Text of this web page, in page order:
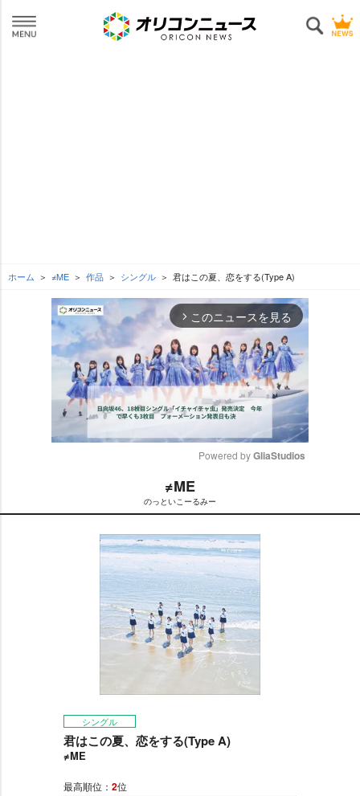
ホーム ≠ME 作品 シングル 君はこの夏、恋をする(Type A)
arrow_forward_ios このニュースを見る
t
e
Powered by GliaStudios
≠ME
のっといこーるみー
シングル
君はこの夏、恋をする(Type A)
≠ME
最高順位： 2位